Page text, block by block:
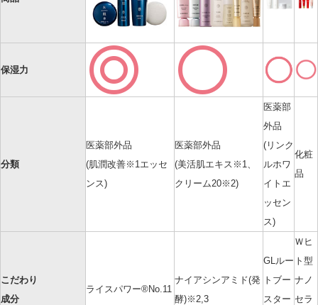
保湿力
分類
医薬部外品
(肌潤改善※1 エッセ
ンス)
医薬部外品
(美活肌エキス ※1
クリーム20※2)
医薬部
外品
(リンク
ルホワ
イトエ
ッセン
ス)
化粧
品
こだわり
成分
ライスパワー®No.11
ナイアシンアミド(発
酵)※2,3
GLルー
トブー
スター
Ｗヒ
ト型
ナノ
セラ